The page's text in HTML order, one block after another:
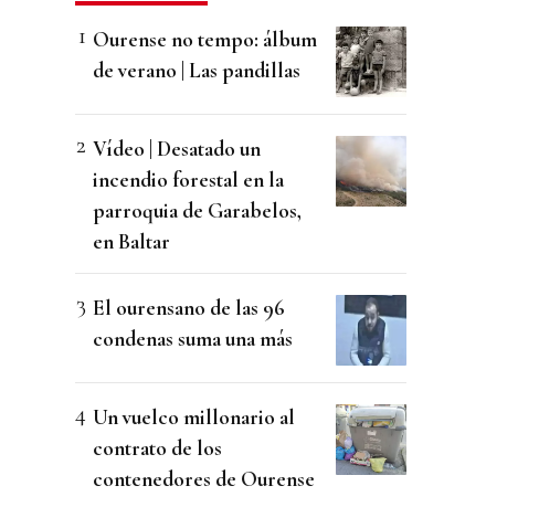
Ourense no tempo: álbum
de verano | Las pandillas
Vídeo | Desatado un
incendio forestal en la
parroquia de Garabelos,
en Baltar
El ourensano de las 96
condenas suma una más
Un vuelco millonario al
contrato de los
contenedores de Ourense